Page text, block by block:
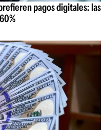
pagos digitales: las